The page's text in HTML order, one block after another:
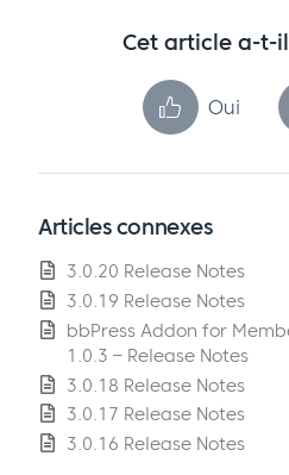
Cet article a-t-
Oui
Articles connexes
3.0.20 Release Notes
3.0.19 Release Notes
bbPress Addon for
1.0.3 – Release Notes
3.0.18 Release Notes
3.0.17 Release Notes
3.0.16 Release Notes